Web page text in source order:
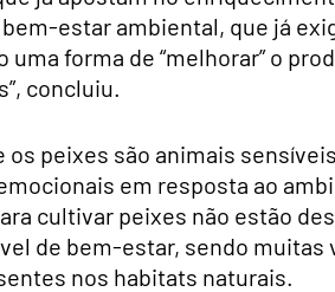
estar ambiental, que já
forma de “melhorar” o
concluiu.
peixes são animais
em resposta ao
cultivar peixes não estão
de bem-estar, sendo
nos habitats naturais.